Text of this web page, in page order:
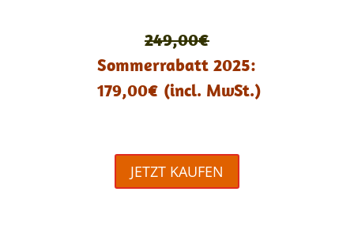
249,00€
Sommerrabatt 2025:
179,00€ (incl. MwSt.)
JETZT KAUFEN